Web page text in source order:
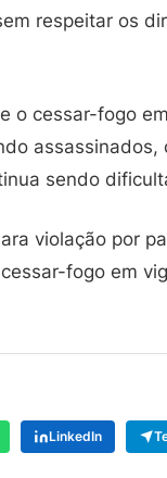
respeitar os
o cessar-fogo
sendo
violação por
fogo em
LinkedIn